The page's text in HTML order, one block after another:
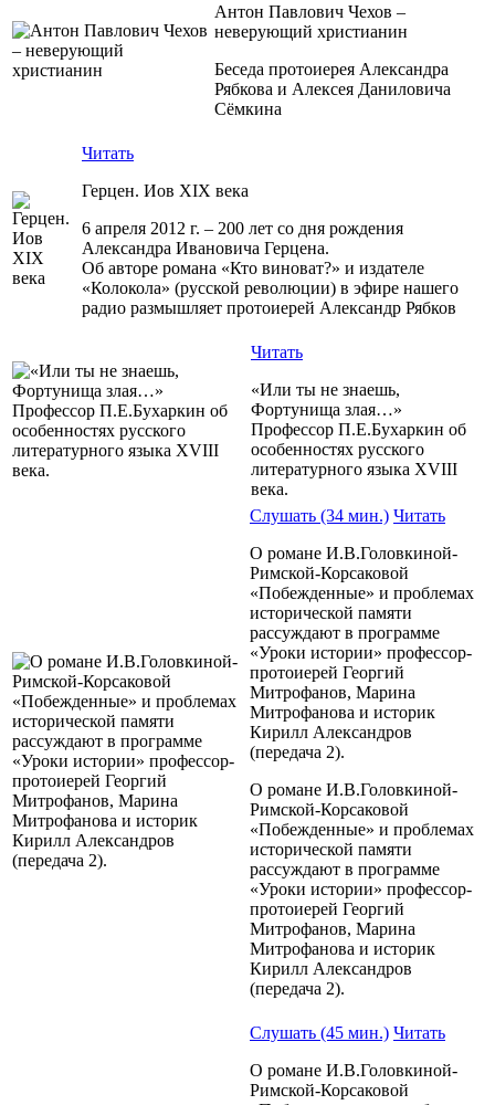
Антон Павлович Чехов –
неверующий христианин
Беседа протоиерея Александра
Рябкова и Алексея Даниловича
Сёмкина
Читать
Герцен. Иов XIX века
6 апреля 2012 г. – 200 лет со дня рождения
Александра Ивановича Герцена.
Об авторе романа «Кто виноват?» и издателе
«Колокола» (русской революции) в эфире нашего
радио размышляет протоиерей Александр Рябков
Читать
«Или ты не знаешь,
Фортунища злая…»
Профессор П.Е.Бухаркин об
особенностях русского
литературного языка XVIII
века.
Слушать (34 мин.) Читать
О романе И.В.Головкиной-
Римской-Корсаковой
«Побежденные» и проблемах
исторической памяти
рассуждают в программе
«Уроки истории» профессор-
протоиерей Георгий
Митрофанов, Марина
Митрофанова и историк
Кирилл Александров
(передача 2).
О романе И.В.Головкиной-
Римской-Корсаковой
«Побежденные» и проблемах
исторической памяти
рассуждают в программе
«Уроки истории» профессор-
протоиерей Георгий
Митрофанов, Марина
Митрофанова и историк
Кирилл Александров
(передача 2).
Слушать (45 мин.) Читать
О романе И.В.Головкиной-
Римской-Корсаковой